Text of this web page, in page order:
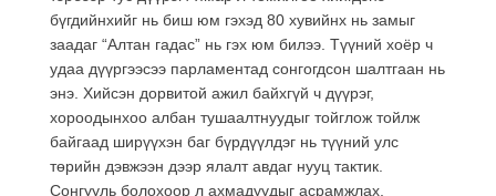
бүгдийнхийг нь биш юм гэхэд 80 хувийнх нь замыг
заадаг “Алтан гадас” нь гэх юм билээ. Түүний хоёр ч
удаа дүүргээсээ парламентад сонгогдсон шалтгаан нь
энэ. Хийсэн дорвитой ажил байхгүй ч дүүрэг,
хороодынхоо албан тушаалтнуудыг тойглож тойлж
байгаад ширүүхэн баг бүрдүүлдэг нь түүний улс
төрийн дэвжээн дээр ялалт авдаг нууц тактик.
Сонгууль болохоор л ахмадуудыг асрамжлах,